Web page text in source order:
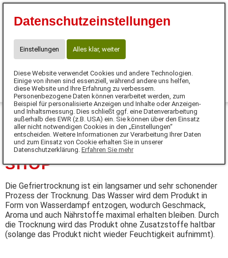
MENÜ
10% für Neukunden mit Code:
SHOP
Die Gefriertrocknung ist ein langsamer und sehr schonender
Prozess der Trocknung. Das Wasser wird dem Produkt in
Form von Wasserdampf entzogen, wodurch Geschmack,
Aroma und auch Nährstoffe maximal erhalten bleiben. Durch
die Trocknung wird das Produkt ohne Zusatzstoffe haltbar
(solange das Produkt nicht wieder Feuchtigkeit aufnimmt).
Datenschutzeinstellungen
Einstellungen Alles klar, weiter
Diese Website verwendet Cookies und andere Technologien.
Einige von ihnen sind essenziell, während andere uns helfen,
diese Website und Ihre Erfahrung zu verbessern.
Personenbezogene Daten können verarbeitet werden, zum
Beispiel für personalisierte Anzeigen und Inhalte oder Anzeigen-
und Inhaltsmessung. Dies schließt ggf. eine Datenverarbeitung
außerhalb des EWR (z.B. USA) ein. Sie können über den Einsatz
aller nicht notwendigen Cookies in den „Einstellungen“
entscheiden. Weitere Informationen zur Verarbeitung Ihrer Daten
und zum Einsatz von Cookie erhalten Sie in unserer
Datenschutzerklärung. Erfahren Sie mehr